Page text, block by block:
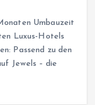
Umbauzeit
Luxus-Hotels
Passend zu den
Jewels – die